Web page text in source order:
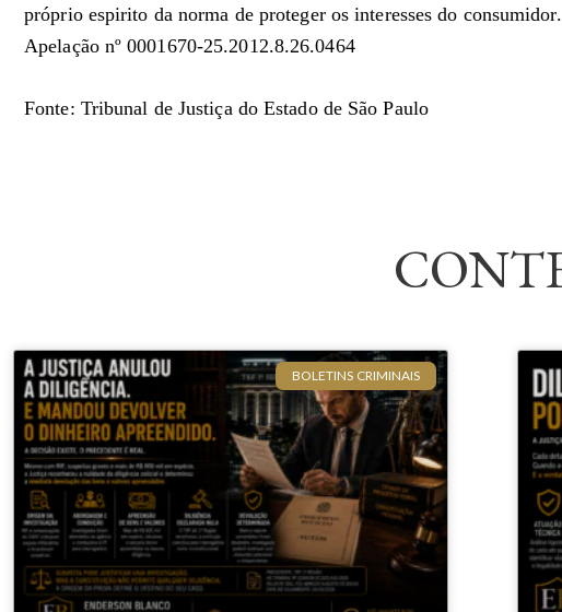
próprio espirito da norma de proteger os interesses do consumidor.
Apelação nº 0001670-25.2012.8.26.0464
Fonte: Tribunal de Justiça do Estado de São Paulo
BOLETINS CRIMINAIS